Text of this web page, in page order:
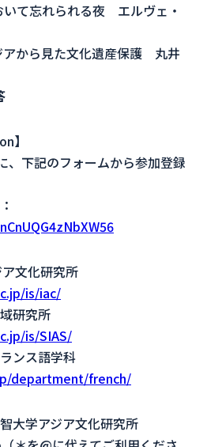
いて忘れられる夜 エルヴェ・
アから見た文化遺産保護 丸井
】
、下記のフォームから参加登録
ア文化研究所
is/iac/
研究所
is/SIAS/
ンス語学科
department/french/
大学アジア文化研究所